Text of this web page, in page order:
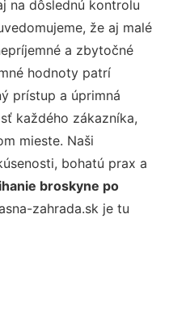
na dôslednú kontrolu
že aj malé
a zbytočné
hodnoty patrí
prístup a úprimná
každého zákazníka,
mieste. Naši
bohatú prax a
broskyne po
zahrada.sk je tu